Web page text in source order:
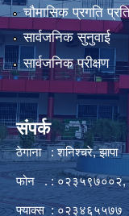
चौमासिक प्रगति
सार्वजनिक सुनुवाई
सार्वजनिक परीक्षण
संपर्क
ठेगाना : शनिश्चरे, झापा
फोन . : ०२३५९७००२,
फ्याक्स : ०२३४६५५७७